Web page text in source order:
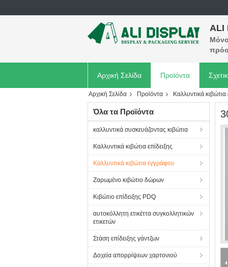
ALI
Μόνο
Αρχική Σελίδα Προϊόντα
Αρχική Σελίδα Προϊόντα Καλλυντικά
Όλα τα Προϊόντα
καλλυντικά συσκευάζοντας κιβώτια
Καλλυντικά κιβώτια επίδειξης
Καλλυντικά κιβώτια εγγράφου
Ζαρωμένο κιβώτιο δώρων
Κιβώτιο επίδειξης PDQ
αυτοκόλλητη ετικέττα συγκολλητικών
ετικετών
Στάση επίδειξης γάντζων
Δοχεία απορρίψεων χαρτονιού